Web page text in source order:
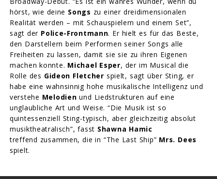
hörst, wie deine Songs zu einer dreidimensionalen
Realität werden – mit Schauspielern und einem Set”,
sagt der Police-Frontmann. Er hielt es für das Beste,
den Darstellern beim Performen seiner Songs alle
Freiheiten zu lassen, damit sie sie zu ihren Eigenen
machen konnte. Michael Esper, der im Musical die
Rolle des Gideon Fletcher spielt, sagt über Sting, er
habe eine wahnsinnig hohe musikalische Intelligenz und
verstehe Melodien und Liedstrukturen auf eine
unglaubliche Art und Weise. “Die Musik ist so
quintessenziell Sting-typisch, aber gleichzeitig absolut
musiktheatralisch”, fasst Shawna Hamic
treffend zusammen, die in “The Last Ship” Mrs. Dees
spielt.